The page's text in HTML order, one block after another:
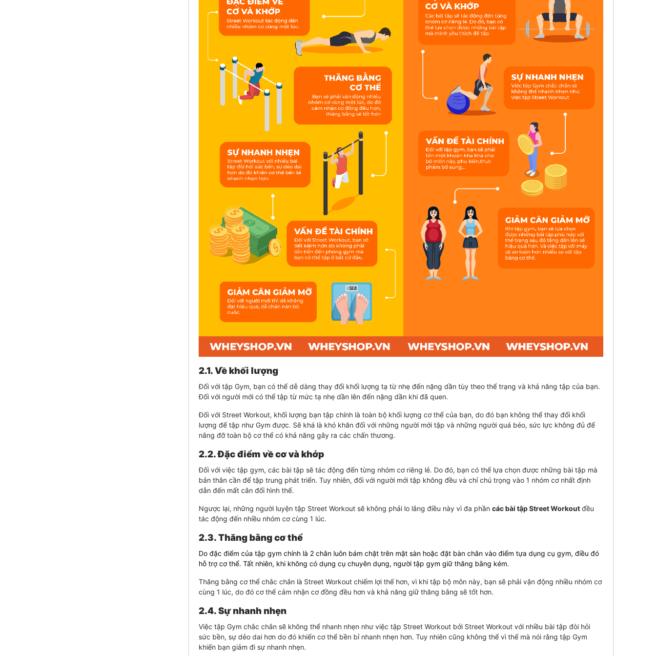
2.1. Về khối lượng
Đối với tập Gym, bạn có thể dễ dàng thay đổi khối lượng tạ từ nhẹ đến nặng dần tùy theo thể trạng và khả năng tập của bạn.
Đối với người mới có thể tập từ mức tạ nhẹ dần lên đến nặng dần khi đã quen.
Đối với Street Workout, khối lượng bạn tập chính là toàn bộ khối lượng cơ thể của bạn, do đó bạn không thể thay đổi khối
lượng để tập như Gym được. Sẽ khá là khó khăn đối với những người mới tập và những người quá béo, sức lực không đủ để
nâng đỡ toàn bộ cơ thể có khả năng gây ra các chấn thương.
2.2. Đặc điểm về cơ và khớp
Đối với việc tập gym, các bài tập sẽ tác động đến từng nhóm cơ riêng lẻ. Do đó, bạn có thể lựa chọn được những bài tập mà
bản thân cần để tập trung phát triển. Tuy nhiên, đối với người mới tập không đều và chỉ chú trọng vào 1 nhóm cơ nhất định
dẫn đến mất cân đối hình thể.
Ngược lại, những người luyện tập Street Workout sẽ không phải lo lắng điều này vì đa phần các bài tập Street Workoutđều
tác động đến nhiều nhóm cơ cùng 1 lúc.
2.3.Thăng bằng cơ thể
Do đặc điểm của tập gym chính là 2 chân luôn bám chặt trên mặt sàn hoặc đặt bàn chân vào điểm tựa dụng cụ gym, điều đó
hỗ trợ cơ thể. Tất nhiên, khi không có dụng cụ chuyên dụng, người tập gym giữ thăng bằng kém.
Thăng bằng cơ thể chắc chắn là Street Workout chiếm lợi thế hơn, vì khi tập bộ môn này, bạn sẽ phải vận động nhiều nhóm cơ
cùng 1 lúc, do đó cơ thể cảm nhận cơ đồng đều hơn và khả năng giữ thăng bằng sẽ tốt hơn.
2.4. Sự nhanh nhẹn
Việc tập Gym chắc chắn sẽ không thể nhanh nhẹn như việc tập Street Workout bởi Street Workout với nhiều bài tập đòi hỏi
sức bền, sự dẻo dai hơn do đó khiến cơ thể bền bỉ nhanh nhẹn hơn. Tuy nhiên cũng không thể vì thế mà nói rằng tập Gym
khiến bạn giảm đi sự nhanh nhẹn.